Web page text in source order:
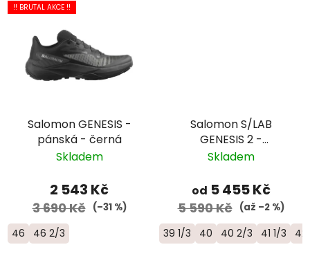
!! BRUTAL AKCE !!
Salomon GENESIS -
pánská - černá
Skladem
2 543 Kč
3 690 Kč (–31 %)
46 46 2/3
Salomon S/LAB
GENESIS 2 -
univerzální trailová
L49190100
Skladem
od 5 455 Kč
5 590 Kč (až –2 %)
39 1/3 40 40 2/3 41 1/3 42